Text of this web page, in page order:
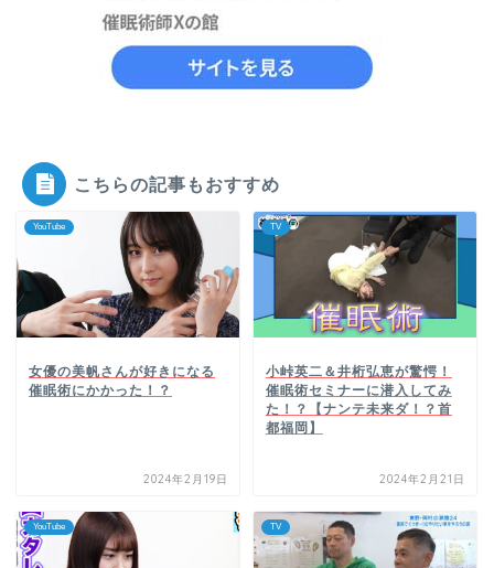
こちらの記事もおすすめ
YouTube
女優の美帆さんが好きになる
催眠術にかかった！？
2024年2月19日
TV
小峠英二＆井桁弘恵が驚愕！
催眠術セミナーに潜入してみ
た！？【ナンテ未来ダ！？首
都福岡】
2024年2月21日
YouTube TV